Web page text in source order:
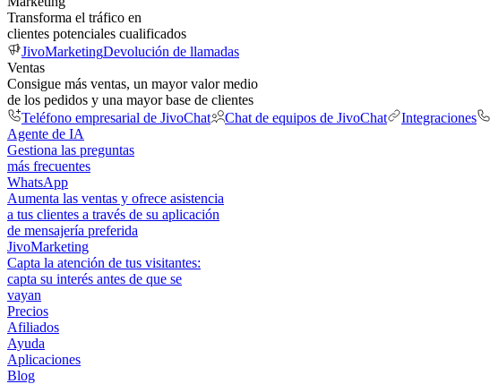
Transforma el tráfico en
clientes potenciales cualificados
JivoMarketingDevolución de llamadas
Ventas
Consigue más ventas, un mayor valor medio
de los pedidos y una mayor base de clientes
Teléfono empresarial de JivoChat
Chat de equipos de JivoChat Integraciones
Agente de IA
Gestiona las preguntas
más frecuentes
WhatsApp
Aumenta las ventas y ofrece asistencia
a tus clientes a través de su aplicación
de mensajería preferida
JivoMarketing
Capta la atención de tus visitantes:
capta su interés antes de que se
vayan
Precios
Afiliados
Ayuda
Aplicaciones
Blog